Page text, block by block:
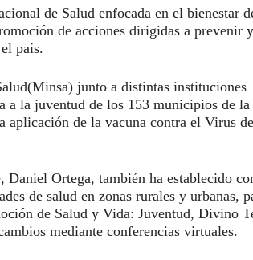
de Salud enfocada en el bienestar
de acciones dirigidas a prevenir
país.
junto a distintas instituciones
a la juventud de los 153 municipios de la
de la vacuna contra el Virus
Daniel Ortega, también ha establecido
de salud en zonas rurales y urbanas,
de Salud y Vida: Juventud, Divino
mediante conferencias virtuales.